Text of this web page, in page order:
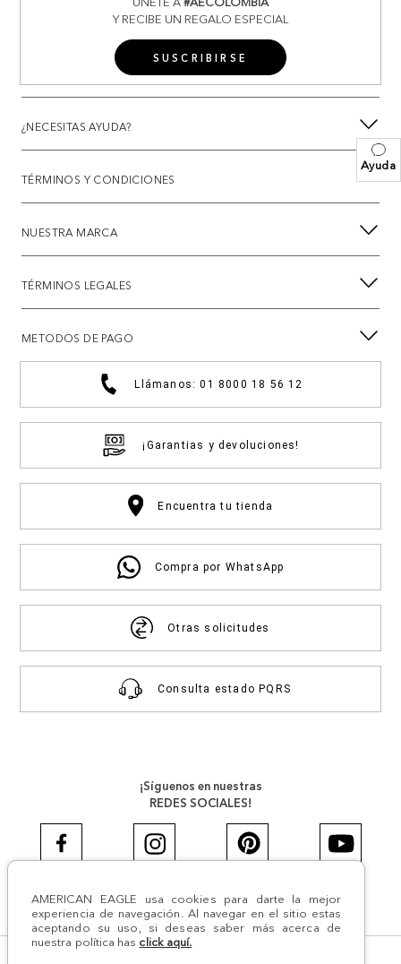
Ayuda
AMERICAN EAGLE usa cookies para darte la mejor
experiencia de navegación. Al navegar en el sitio estas
aceptando su uso, si deseas saber más acerca de
nuestra política has click aquí.
Y RECIBE UN REGALO ESPECIAL
SUSCRIBIRSE
¿NECESITAS AYUDA?
TÉRMINOS Y CONDICIONES
NUESTRA MARCA
TÉRMINOS LEGALES
METODOS DE PAGO
Llámanos: 01 8000 18 56 12
¡Garantias y devoluciones!
Encuentra tu tienda
Compra por WhatsApp
Otras solicitudes
Consulta estado PQRS
¡Síguenos en nuestras
REDES SOCIALES!
#AEJEANS #AerieREALCOL